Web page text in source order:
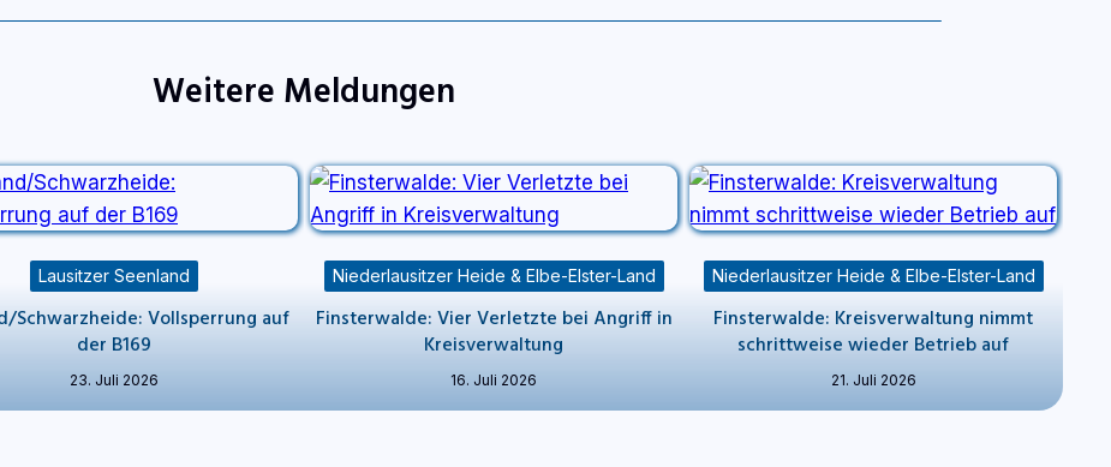
Weitere Meldungen
Lausitzer Seenland
Schwarzheide: Vollsperrung auf
der B169
23. Juli 2026
Niederlausitzer Heide & Elbe-Elster-Land
Finsterwalde: Vier Verletzte bei Angriff in
Kreisverwaltung
16. Juli 2026
Niederlausitzer Heide & Elbe-Elster-Land
Finsterwalde: Kreisverwaltung nimmt
schrittweise wieder Betrieb auf
21. Juli 2026